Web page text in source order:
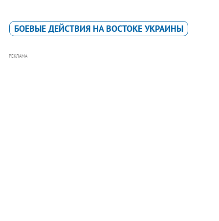
БОЕВЫЕ ДЕЙСТВИЯ НА ВОСТОКЕ УКРАИНЫ
РЕКЛАМА